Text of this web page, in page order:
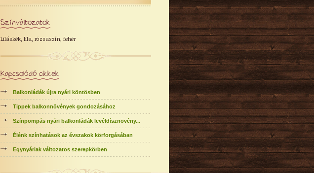
Színváltozatok
Liláskék, lila, rózsaszín, fehér
Kapcsolódó cikkek
Balkonládák újra nyári köntösben
Tippek balkonnövények gondozásához
Színpompás nyári balkonládák levéldísznövény...
Élénk színhatások az évszakok körforgásában
Egynyáriak változatos szerepkörben